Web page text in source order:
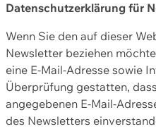
Datenschutzerklärung für
Wenn Sie den auf dieser
Newsletter beziehen
eine E-Mail-Adresse sowie
Überprüfung gestatten,
angegebenen E-Mail-
des Newsletters